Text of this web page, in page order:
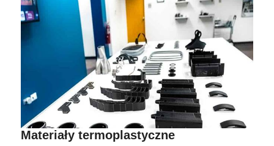
Materiały termoplastyczne